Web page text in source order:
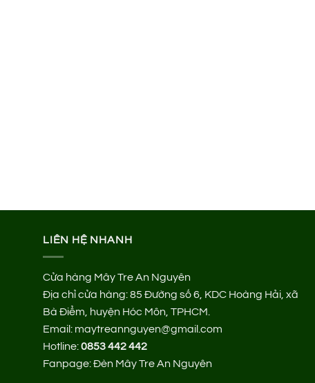
LIÊN HỆ NHANH
Cửa hàng Mây Tre An Nguyên
Địa chỉ cửa hàng:85 Đường số 6, KDC Hoàng Hải, xã
Bà Điểm, huyện Hóc Môn, TPHCM.
Email: maytreannguyen@gmail.com
Hotline:0853 442 442
Fanpage:Đèn Mây Tre An Nguyên